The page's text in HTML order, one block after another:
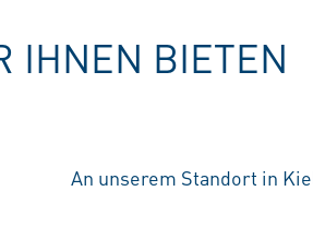
IHNEN BIETEN
An unserem Standort in